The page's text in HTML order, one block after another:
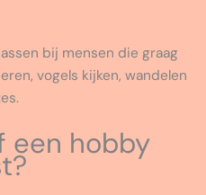
bij mensen die graag
vogels kijken, wandelen
een hobby